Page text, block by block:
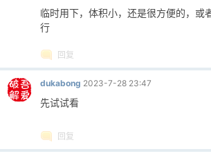
临时用下，体积小，还是很方便的，或
行
回复
dukabong 2023-7-28 23:47
先试试看
回复